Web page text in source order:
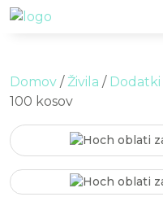
Skip to main content
Domov / Živila / Dodatki
100 kosov